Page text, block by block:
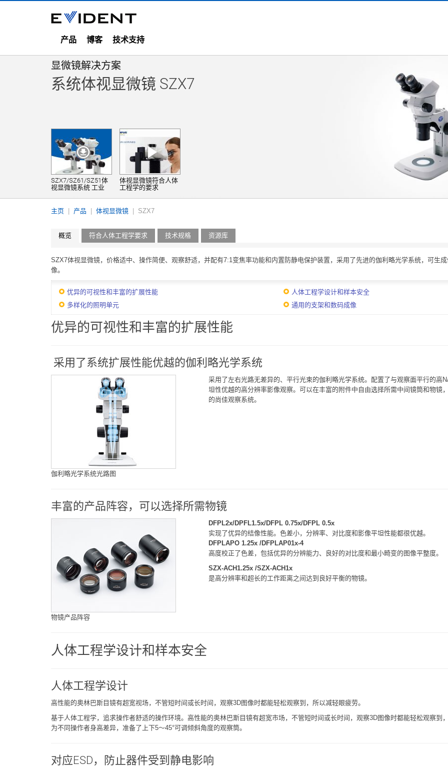
产品 博客 技术支持
显微镜解决方案
系统体视显微镜 SZX7
SZX7/SZ61/SZ51体
视显微镜系统 工业
体视显微镜符合人体
工程学的要求
主页 产品 体视显微镜 SZX7
概览 符合人体工程学要求 技术规格 资源库
SZX7体视显微镜，价格适中、操作简便、观察舒适，并配有7:1变焦率功能和内置防静电保护装置，采用了先进的伽利略光学系统，可生
像。
优异的可视性和丰富的扩展性能
人体工程学设计和样本安全
多样化的照明单元
通用的支架和数码成像
优异的可视性和丰富的扩展性能
采用了系统扩展性能优越的伽利略光学系统
伽利略光学系统光路图
采用了左右光路无差异的、平行光束的伽利略光学系统。配置了与观察面平行的高
坦性优越的高分辨率影像观察。可以在丰富的附件中自由选择所需中间镜筒和物镜
的尚佳观察系统。
丰富的产品阵容，可以选择所需物镜
物镜产品阵容
DFPL2x/DPFL1.5x/DFPL 0.75x/DFPL 0.5x
实现了优异的结像性能。色差小，分辨率、对比度和影像平坦性能都很优越。
DFPLAPO 1.25x /DFPLAP01x-4
高度校正了色差，包括优异的分辨能力、良好的对比度和最小畸变的图像平整度。
SZX-ACH1.25x /SZX-ACH1x
是高分辨率和超长的工作距离之间达到良好平衡的物镜。
人体工程学设计和样本安全
人体工程学设计
高性能的奥林巴斯目镜有超宽视场，不管短时间或长时间，观察3D图像时都能轻松观察到，所以减轻眼疲劳。
基于人体工程学，追求操作者舒适的操作环境。高性能的奥林巴斯目镜有超宽市场，不管短时间或长时间，观察3D图像时都能轻松观察到
为不同操作者身高差异，准备了上下5～45°可调倾斜角度的观察筒。
对应ESD，防止器件受到静电影响